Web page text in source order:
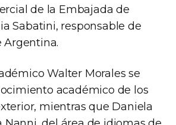
de la Embajada de
Sabatini, responsable de
Argentina.
Walter Morales se
académico de los
mientras que Daniela